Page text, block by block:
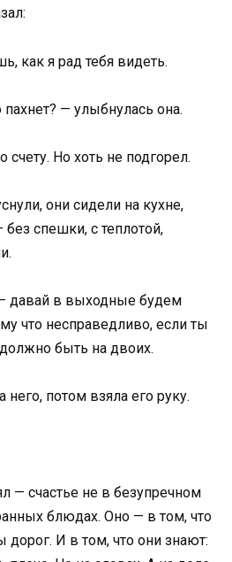
как я рад тебя видеть.
пахнет? — улыбнулась она.
Но хоть не подгорел.
они сидели на кухне,
спешки, с теплотой,
давай в выходные будем
что несправедливо, если ты
быть на двоих.
него, потом взяла его руку.
— счастье не в безупречном
блюдах. Оно — в том, что
дорог. И в том, что они знают: